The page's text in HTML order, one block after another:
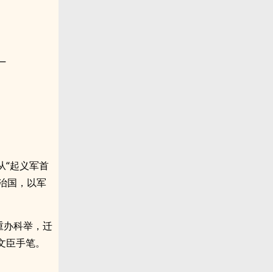
“起义军首
国，以军
办科举，迁
手笔。